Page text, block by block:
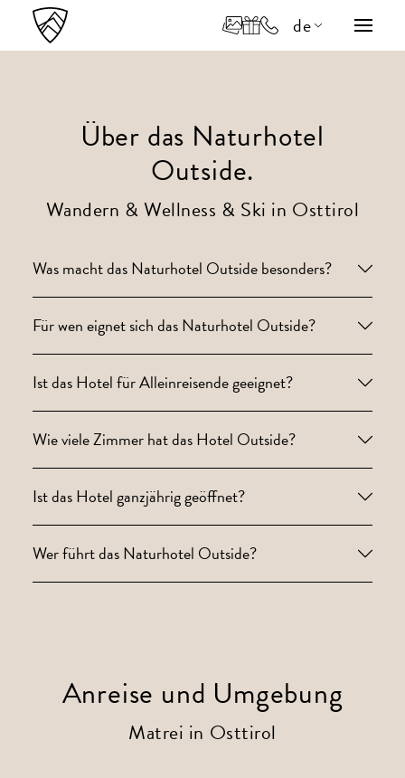
de
en
Über das Naturhotel
Outside.
Wandern & Wellness & Ski in Osttirol
Was macht das Naturhotel Outside besonders?
Für wen eignet sich das Naturhotel Outside?
Ist das Hotel für Alleinreisende geeignet?
Wie viele Zimmer hat das Hotel Outside?
Ist das Hotel ganzjährig geöffnet?
Wer führt das Naturhotel Outside?
Anreise und Umgebung
Matrei in Osttirol